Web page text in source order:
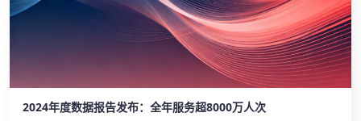
2024年度数据报告发布：全年服务超8000万人次